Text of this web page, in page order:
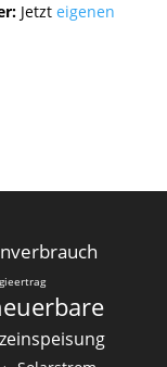
Jetzt eigenen